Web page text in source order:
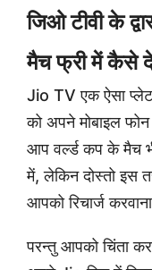
जिओ टीवी के
मैच फ्री में कैसे
Jio TV एक ऐसा
को अपने मोबाइल
आप वर्ल्ड कप के मैच
में, लेकिन दोस्तो इस
आपको रिचार्ज
परन्तु आपको चिंता